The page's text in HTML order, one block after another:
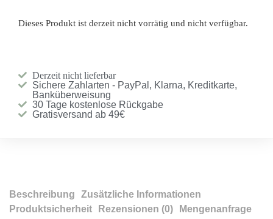
Dieses Produkt ist derzeit nicht vorrätig und nicht verfügbar.
Derzeit nicht lieferbar
Sichere Zahlarten - PayPal, Klarna, Kreditkarte,
Banküberweisung
30 Tage kostenlose Rückgabe
Gratisversand ab 49€
Beschreibung
Zusätzliche Informationen
Produktsicherheit
Rezensionen (0) Mengenanfrage